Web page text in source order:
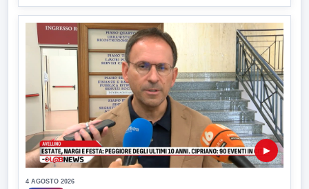
▶
4 AGOSTO 2026